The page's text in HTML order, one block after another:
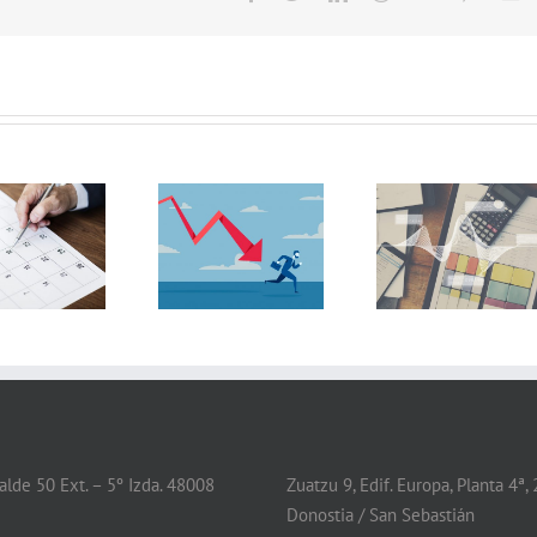
Prórroga de la
moratoria para
excluir las
pérdidas de los
ejercicios 2020 y
2021 a los efectos
Obligación de
incorporar en la
memoria
información del
periodo medio de
50 Ext. – 5º Izda. 48008
Zuatzu 9, Edif. Europa, Planta 4ª,
Donostia / San Sebastián